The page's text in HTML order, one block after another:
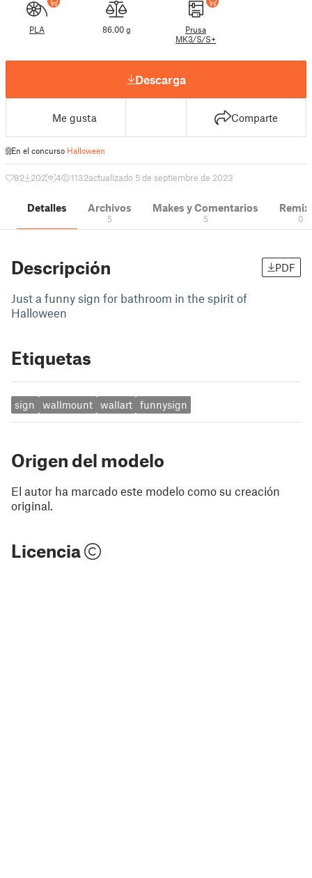
PLA 86.00 g
Prusa
MK3/S/S+
Descarga
Me gusta Comparte
En el concurso Halloween
82 202 4 1132actualizado 5 de septiembre de 2023
Detalles Archivos
5
Makes y Comentarios
5 0
Descripción PDF
Just a funny sign for bathroom in the spirit of
Halloween
Etiquetas
sign wallmount wallart funnysign
Origen del modelo
El autor ha marcado este modelo como su creación
original.
Licencia